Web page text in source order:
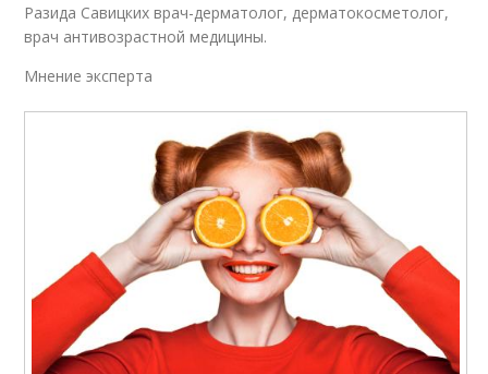
Разида Савицких врач-дерматолог, дерматокосметолог,
врач антивозрастной медицины.
Мнение эксперта